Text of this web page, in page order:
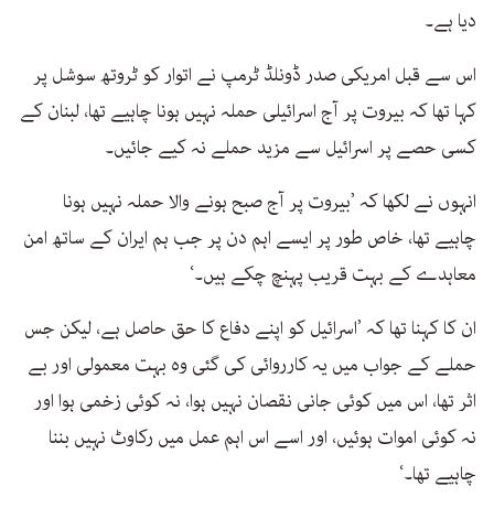
دیا ہے۔
اس سے قبل امریکی صدر ڈونلڈ ٹرمپ نے اتوار کو ٹروتھ سوشل پر
کہا تھا کہ بیروت پر آج اسرائیلی حملہ نہیں ہونا چاہیے تھا، لبنان کے
کسی حصے پر اسرائیل سے مزید حملے نہ کیے جائیں۔
انہوں نے لکھا کہ ’بیروت پر آج صبح ہونے والا حملہ نہیں ہونا
چاہیے تھا، خاص طور پر ایسے اہم دن پر جب ہم ایران کے ساتھ امن
معاہدے کے بہت قریب پہنچ چکے ہیں۔‘
ان کا کہنا تھا کہ ’اسرائیل کو اپنے دفاع کا حق حاصل ہے، لیکن جس
حملے کے جواب میں یہ کارروائی کی گئی وہ بہت معمولی اور بے
اثر تھا، اس میں کوئی جانی نقصان نہیں ہوا، نہ کوئی زخمی ہوا اور
نہ کوئی اموات ہوئیں، اور اسے اس اہم عمل میں رکاوٹ نہیں بننا
چاہیے تھا۔‘